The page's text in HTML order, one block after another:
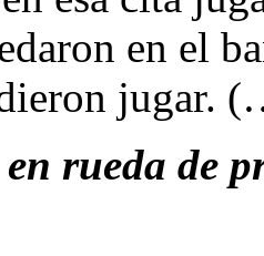
en el
jugar.
rueda de